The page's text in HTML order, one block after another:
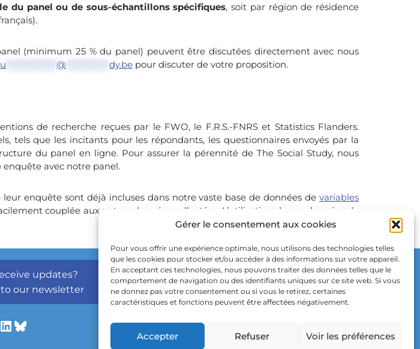
Gérer le consentement aux cookies
Pour vous offrir une expérience optimale, nous utilisons des technologies telles
que les cookies pour stocker et/ou accéder à des informations sur votre appareil.
En acceptant ces technologies, nous pouvons traiter des données telles que le
comportement de navigation ou des identifiants uniques sur ce site web. Si vous
ne donnez pas votre consentement ou si vous le retirez, certaines
caractéristiques et fonctions peuvent être affectées négativement.
Accepter Refuser Voir les préférences
du panel ou de sous-échantillons spécifiques, soit par région de résidence
(minimum 25 % du panel) peuvent être discutées directement avec nous
@ dy.be pour discuter de votre proposition.
de recherche reçues par le FWO, le F.R.S.-FNRS et Statistics Flanders.
tels que les incitants pour les répondants, les questionnaires envoyés par la
du panel en ligne. Pour assurer la pérennité de The Social Study, nous
avec notre panel.
enquête sont déjà incluses dans notre vaste base de données de variables
couplée aux autres données collectées. L’utilisation de ces données de
updates?
our newsletter